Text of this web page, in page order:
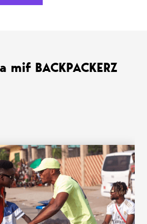
mif BACKPACKERZ
MORE ?